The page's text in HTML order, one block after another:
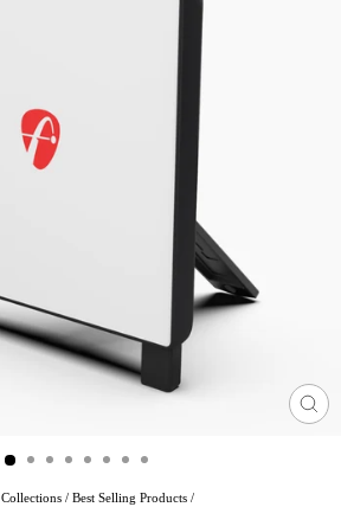
閉
Collections / Best Selling Products /